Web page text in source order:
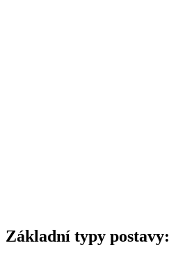
Základní typy postavy: